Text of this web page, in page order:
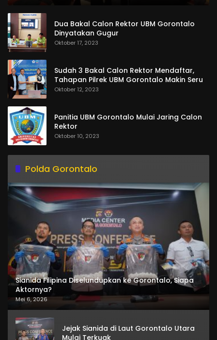
Dua Bakal Calon Rektor UBM Gorontalo
Dinyatakan Gugur
Oktober 17, 2023
Sudah 3 Bakal Calon Rektor Mendaftar,
Tahapan Pilrek UBM Gorontalo Makin Seru
Oktober 12, 2023
Panitia UBM Gorontalo Mulai Jaring Calon
Rektor
Oktober 10, 2023
Polda Gorontalo
Sianida Filipina Diselundupkan ke Gorontalo, Siapa
Aktornya?
Mei 6, 2026
Jejak Sianida di Laut Gorontalo Utara
Mulai Terkuak